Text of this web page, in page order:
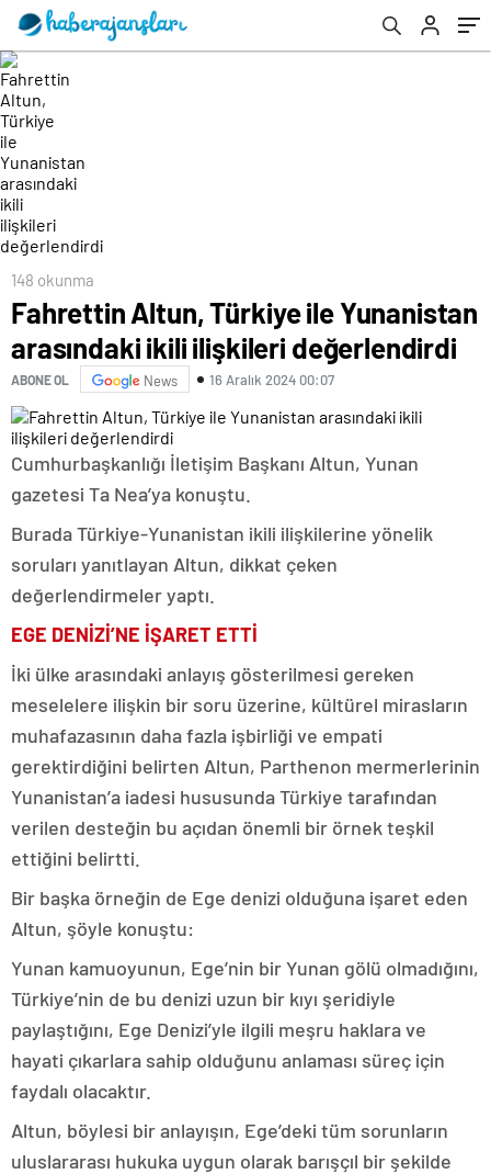
148 okunma
Fahrettin Altun, Türkiye ile Yunanistan
arasındaki ikili ilişkileri değerlendirdi
ABONE OL News 16 Aralık 2024 00:07
Cumhurbaşkanlığı İletişim Başkanı Altun, Yunan
gazetesi Ta Nea’ya konuştu.
BuradaTürkiye-Yunanistan ikili ilişkilerine yönelik
soruları yanıtlayan Altun, dikkat çeken
değerlendirmeler yaptı.
EGE DENİZİ’NE İŞARET ETTİ
İki ülke arasındaki anlayış gösterilmesi gereken
meselelere ilişkin bir soru üzerine, kültürel mirasların
muhafazasının daha fazla işbirliği ve empati
gerektirdiğini belirten Altun, Parthenon mermerlerinin
Yunanistan’a iadesi hususunda Türkiye tarafından
verilen desteğin bu açıdan önemli bir örnek teşkil
ettiğini belirtti.
Bir başka örneğin de Ege denizi olduğuna işaret eden
Altun, şöyle konuştu:
Yunan kamuoyunun, Ege’nin bir Yunan gölü olmadığını,
Türkiye’nin de bu denizi uzun bir kıyı şeridiyle
paylaştığını, Ege Denizi’yle ilgili meşru haklara ve
hayati çıkarlara sahip olduğunu anlaması süreç için
faydalı olacaktır.
Altun, böylesi bir anlayışın, Ege’deki tüm sorunların
uluslararası hukuka uygun olarak barışçıl bir şekilde